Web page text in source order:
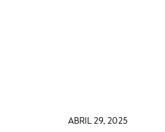
ABRIL 29, 2025